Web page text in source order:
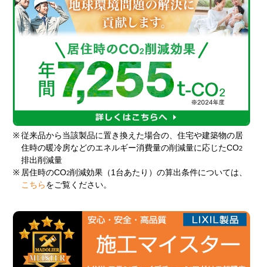
※ 従来品から当該製品に置き換えた場合の、住宅や建築物の居
住時の暖冷房などのエネルギー消費量の削減量に応じたCO2
排出削減量
※ 居住時のCO2削減効果（1台あたり）の算出条件については、
こちら をご覧ください。